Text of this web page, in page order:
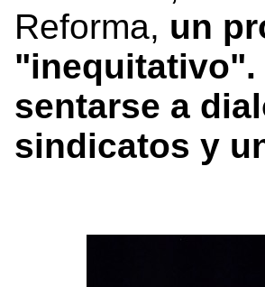
Reforma, un
"inequitativo".
sentarse a
sindicatos y